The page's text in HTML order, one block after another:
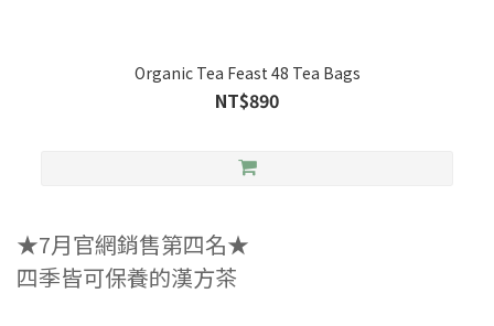
Organic Tea Feast 48 Tea Bags
NT$890
★7月官網銷售第四名★
四季皆可保養的漢方茶